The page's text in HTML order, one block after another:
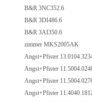
B&R 3NC352.6
B&R 3DI486.6
B&R 3AI350.6
zimmer MKS2005AK
Angst+Pfister
Angst+Pfister
Angst+Pfister
Angst+Pfister